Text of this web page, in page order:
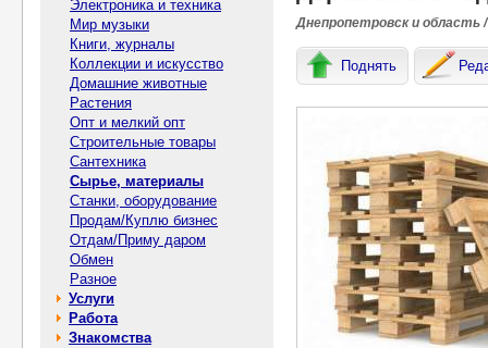
Электроника и техника
Мир музыки
Книги, журналы
Коллекции и искусство
Домашние животные
Растения
Опт и мелкий опт
Строительные товары
Сантехника
Сырье, материалы
Станки, оборудование
Продам/Куплю бизнес
Отдам/Приму даром
Обмен
Разное
Услуги
Работа
Знакомства
Днепропетровск и область
Поднять